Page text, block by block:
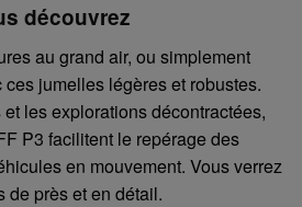
découvrez
au grand air, ou simplement
jumelles légères et robustes.
les explorations décontractées,
P3 facilitent le repérage des
en mouvement. Vous verrez
de près et en détail.